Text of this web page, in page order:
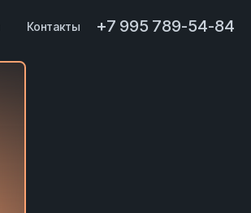
Контакты +7 995 789-54-84